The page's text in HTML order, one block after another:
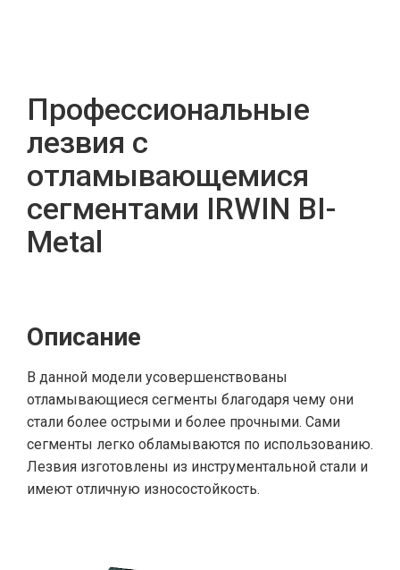
Профессиональные
лезвия с
отламывающемися
сегментами IRWIN BI-
Metal
Описание
В данной модели усовершенствованы
отламывающиеся сегменты благодаря чему они
стали более острыми и более прочными. Сами
сегменты легко обламываются по использованию.
Лезвия изготовлены из инструментальной стали и
имеют отличную износостойкость.